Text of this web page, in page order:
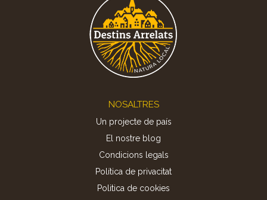
NOSALTRES
Un projecte de país
El nostre blog
Condicions legals
Política de privacitat
Politica de cookies